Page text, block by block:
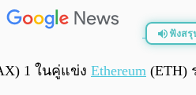
ฟังสรุ
1 ในคู่แข่ง Ethereum (ETH)